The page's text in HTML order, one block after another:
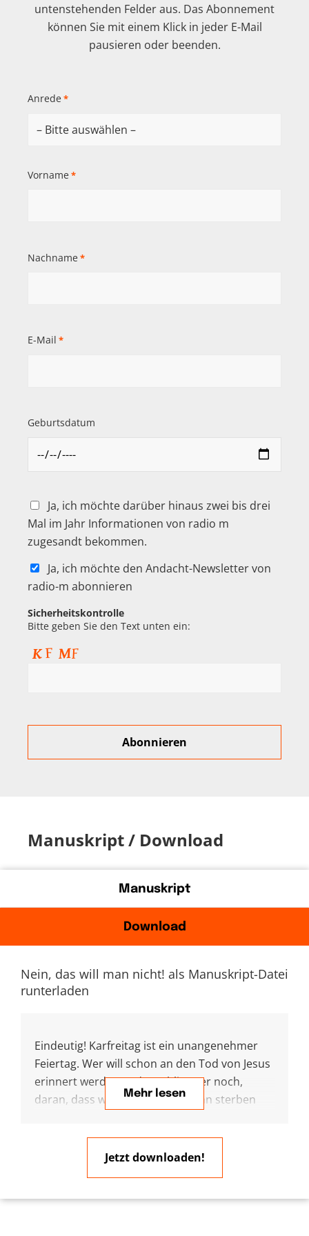
untenstehenden Felder aus. Das Abonnement
können Sie mit einem Klick in jeder E-Mail
pausieren oder beenden.
Anrede *
Vorname *
Nachname *
E-Mail *
Geburtsdatum
Ja, ich möchte darüber hinaus zwei bis drei
Mal im Jahr Informationen von radio m
zugesandt bekommen.
Ja, ich möchte den Andacht-Newsletter von
radio-m abonnieren
Sicherheitskontrolle
Bitte geben Sie den Text unten ein:
Manuskript / Download
Manuskript
Download
Nein, das will man nicht! als Manuskript-Datei
runterladen
Eindeutig! Karfreitag ist ein unangenehmer
Feiertag. Wer will schon an den Tod von Jesus
erinnert werden? Oder schlimmer noch,
daran, dass wir selbst irgendwann sterben
erfolgreich aus dem Alltag verbannt. Aber was
viele verkennen, diese Verdrängungstaktik,
Familienangehörigen, aber bei mir selbst?
Mehr lesen
Jetzt downloaden!